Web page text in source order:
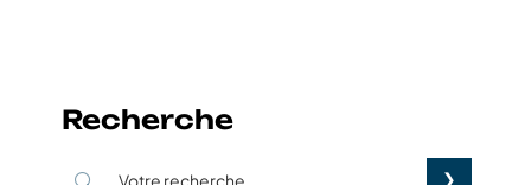
Recherche